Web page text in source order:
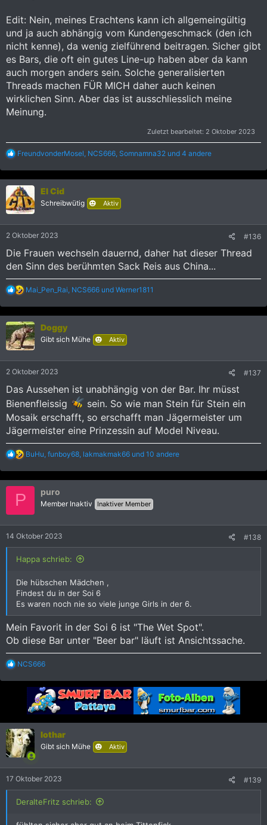
Edit: Nein, meines Erachtens kann ich allgemeingültig
und ja auch abhängig vom Kundengeschmack (den ich
nicht kenne), da wenig zielführend beitragen. Sicher gibt
es Bars, die oft ein gutes Line-up haben aber da kann
auch morgen anders sein. Solche generalisierten
Threads machen FÜR MICH daher auch keinen
wirklichen Sinn. Aber das ist ausschliesslich meine
Meinung.
Zuletzt bearbeitet: 2 Oktober 2023
R
a
k
t
i
o
n
FreundvonderMosel, NCS666, Somnamna32 und 4 andere
El Cid
Schreibwütig Aktiv
2 Oktober 2023 #136
Die Frauen wechseln dauernd, daher hat dieser Thread
den Sinn des berühmten Sack Reis aus China...
R
a
k
t
i
o
n
Mai_Pen_Rai, NCS666 und Werner1811
Doggy
Gibt sich Mühe Aktiv
2 Oktober 2023 #137
Das Aussehen ist unabhängig von der Bar. Ihr müsst
Bienenfleissig
sein. So wie man Stein für Stein ein
Mosaik erschafft, so erschafft man Jägermeister um
Jägermeister eine Prinzessin auf Model Niveau.
R
a
k
i
n
:
BuHu funboy68 lakmakmak66 und 10 andere
P puro
Member Inaktiv Inaktiver Member
14 Oktober 2023 #138
Happa schrieb:
Die hübschen Mädchen ,
Findest du in der Soi 6
Es waren noch nie so viele junge Girls in der 6.
Mein Favorit in der Soi 6 ist "The Wet Spot".
Ob diese Bar unter "Beer bar" läuft ist Ansichtssache.
R
a
n
e
n
:
NCS666
lothar
Gibt sich Mühe Aktiv
17 Oktober 2023 #139
DeralteFritz schrieb: